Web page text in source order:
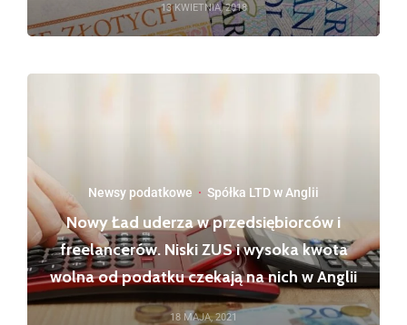
13 KWIETNIA, 2018
Newsy podatkowe · Spółka LTD w Anglii
Nowy Ład uderza w przedsiębiorców i
freelancerów. Niski ZUS i wysoka kwota
wolna od podatku czekają na nich w Anglii
18 MAJA, 2021